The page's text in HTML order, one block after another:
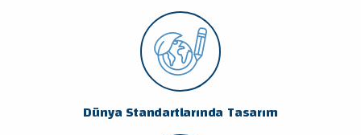
Dünya Standartlarında Tasarım